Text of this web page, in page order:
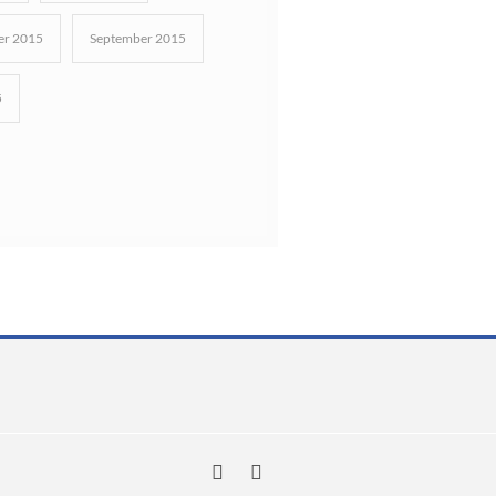
2015 September 2015